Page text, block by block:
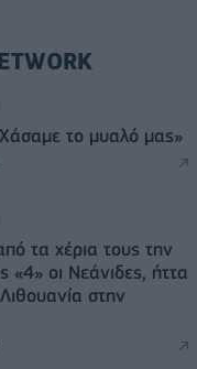
το μυαλό μας»
τα χέρια τους την
«4» οι Νεάνιδες, ήττα
στην